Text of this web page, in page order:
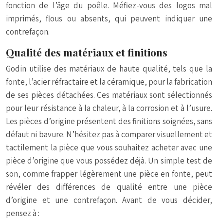
fonction de l’âge du poêle. Méfiez-vous des logos mal
imprimés, flous ou absents, qui peuvent indiquer une
contrefaçon.
Qualité des matériaux et finitions
Godin utilise des matériaux de haute qualité, tels que la
fonte, l’acier réfractaire et la céramique, pour la fabrication
de ses pièces détachées. Ces matériaux sont sélectionnés
pour leur résistance à la chaleur, à la corrosion et à l’usure.
Les pièces d’origine présentent des finitions soignées, sans
défaut ni bavure. N’hésitez pas à comparer visuellement et
tactilement la pièce que vous souhaitez acheter avec une
pièce d’origine que vous possédez déjà. Un simple test de
son, comme frapper légèrement une pièce en fonte, peut
révéler des différences de qualité entre une pièce
d’origine et une contrefaçon. Avant de vous décider,
pensez à :